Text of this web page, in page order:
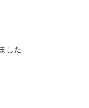
た